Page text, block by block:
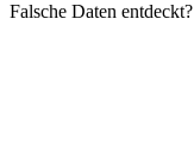
Falsche Daten entdeckt?